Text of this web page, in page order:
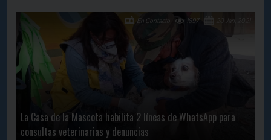
La Casa de la Mascota habilita 2 líneas de WhatsApp para
consultas veterinarias y denuncias
20 Jan, 2021
1897
En Contacto